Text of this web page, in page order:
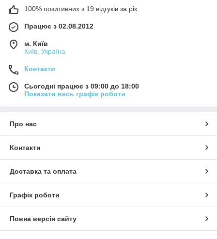
100% позитивних з 19 відгуків за рік
Працює з 02.08.2012
м. Київ
Київ, Україна
Контакти
Сьогодні працює з 09:00 до 18:00
Показати весь графік роботи
Про нас
Контакти
Доставка та оплата
Графік роботи
Повна версія сайту